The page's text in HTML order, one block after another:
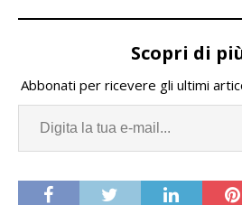
Scopri di
Abbonati per ricevere gli ultimi